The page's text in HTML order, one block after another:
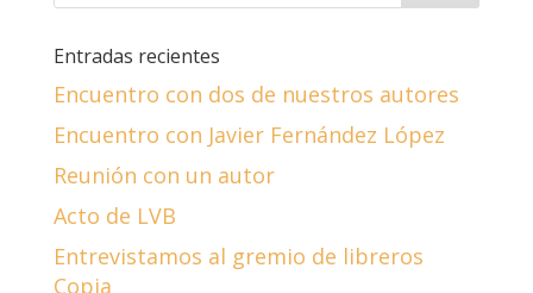
Entradas recientes
Encuentro con dos de nuestros autores
Encuentro con Javier Fernández López
Reunión con un autor
Acto de LVB
Entrevistamos al gremio de libreros
Copia